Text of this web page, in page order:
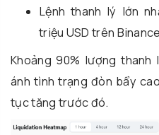
Lệnh thanh lý lớn
triệu USD trên Binance
Khoảng 90% lượng
ánh tình trạng đòn bẩy
tục tăng trước đó.